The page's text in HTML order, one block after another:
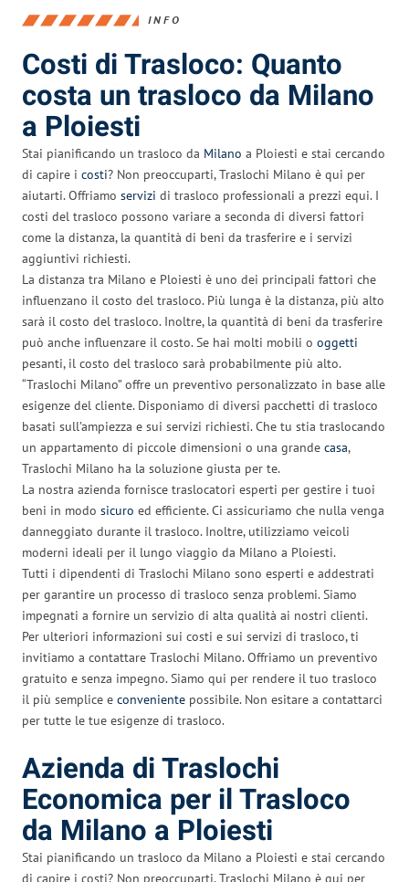
INFO
Costi di Trasloco: Quanto
costa un trasloco da Milano
a Ploiesti
Stai pianificando un trasloco da Milano a Ploiesti e stai cercando
di capire i costi? Non preoccuparti, Traslochi Milano è qui per
aiutarti. Offriamo servizi di trasloco professionali a prezzi equi. I
costi del trasloco possono variare a seconda di diversi fattori
come la distanza, la quantità di beni da trasferire e i servizi
aggiuntivi richiesti.
La distanza tra Milano e Ploiesti è uno dei principali fattori che
influenzano il costo del trasloco. Più lunga è la distanza, più alto
sarà il costo del trasloco. Inoltre, la quantità di beni da trasferire
può anche influenzare il costo. Se hai molti mobili o oggetti
pesanti, il costo del trasloco sarà probabilmente più alto.
“Traslochi Milano” offre un preventivo personalizzato in base alle
esigenze del cliente. Disponiamo di diversi pacchetti di trasloco
basati sull’ampiezza e sui servizi richiesti. Che tu stia traslocando
un appartamento di piccole dimensioni o una grande casa,
Traslochi Milano ha la soluzione giusta per te.
La nostra azienda fornisce traslocatori esperti per gestire i tuoi
beni in modo sicuro ed efficiente. Ci assicuriamo che nulla venga
danneggiato durante il trasloco. Inoltre, utilizziamo veicoli
moderni ideali per il lungo viaggio da Milano a Ploiesti.
Tutti i dipendenti di Traslochi Milano sono esperti e addestrati
per garantire un processo di trasloco senza problemi. Siamo
impegnati a fornire un servizio di alta qualità ai nostri clienti.
Per ulteriori informazioni sui costi e sui servizi di trasloco, ti
invitiamo a contattare Traslochi Milano. Offriamo un preventivo
gratuito e senza impegno. Siamo qui per rendere il tuo trasloco
il più semplice e conveniente possibile. Non esitare a contattarci
per tutte le tue esigenze di trasloco.
Azienda di Traslochi
Economica per il Trasloco
da Milano a Ploiesti
Stai pianificando un trasloco da Milano a Ploiesti e stai cercando
di capire i costi? Non preoccuparti, Traslochi Milano è qui per